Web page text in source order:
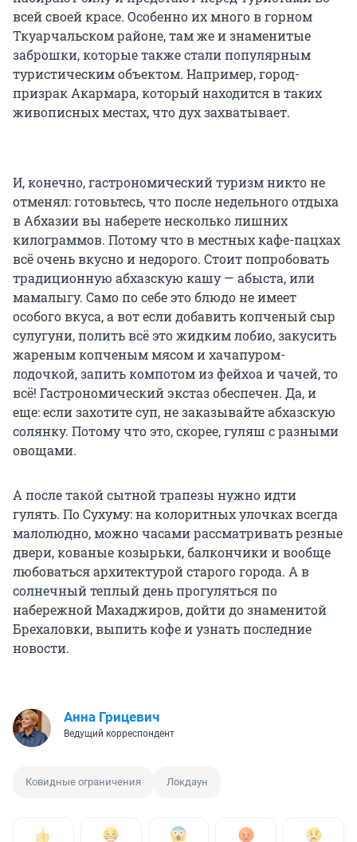
всей своей красе. Особенно их много в горном
Ткуарчальском районе, там же и знаменитые
заброшки, которые также стали популярным
туристическим объектом. Например, город-
призрак Акармара, который находится в таких
живописных местах, что дух захватывает.
И, конечно, гастрономический туризм никто не
отменял: готовьтесь, что после недельного отдыха
в Абхазии вы наберете несколько лишних
килограммов. Потому что в местных кафе-пацхах
всё очень вкусно и недорого. Стоит попробовать
традиционную абхазскую кашу — абыста, или
мамалыгу. Само по себе это блюдо не имеет
особого вкуса, а вот если добавить копченый сыр
сулугуни, полить всё это жидким лобио, закусить
жареным копченым мясом и хачапуром-
лодочкой, запить компотом из фейхоа и чачей, то
всё! Гастрономический экстаз обеспечен. Да, и
еще: если захотите суп, не заказывайте абхазскую
солянку. Потому что это, скорее, гуляш с разными
овощами.
А после такой сытной трапезы нужно идти
гулять. По Сухуму: на колоритных улочках всегда
малолюдно, можно часами рассматривать резные
двери, кованые козырьки, балкончики и вообще
любоваться архитектурой старого города. А в
солнечный теплый день прогуляться по
набережной Махаджиров, дойти до знаменитой
Брехаловки, выпить кофе и узнать последние
новости.
Анна Грицевич
Ведущий корреспондент
Ковидные ограничения Локдаун